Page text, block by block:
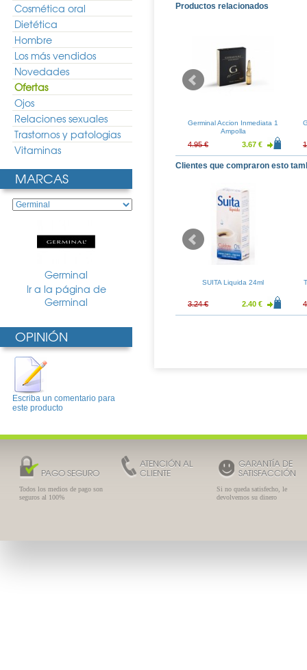
Cosmética oral
Dietética
Hombre
Los más vendidos
Novedades
Ofertas
Ojos
Relaciones sexuales
Trastornos y patologias
Vitaminas
MARCAS
Germinal
Ir a la página de
Germinal
OPINIÓN
Escriba un comentario para
este producto
Productos relacionados
Piedra
Doble Accion
3.48 €
Steradent Triple Accion Plus
60 Tabletas+Fijador
21.58 € 15.98 €
Germinal Accion Inmediata 1
Ampolla
4.95 € 3.67 €
Clientes que compraron esto
PROTEOGLICANOS 30
45.90 €
SUITA Liquida 24ml
3.24 € 2.40 €
PAGO SEGURO
Todos los medios de pago son
seguros al 100%
ATENCIÓN AL
CLIENTE
GARANTÍA DE
SATISFACCIÓN
Si no queda satisfecho, le
devolvemos su dinero